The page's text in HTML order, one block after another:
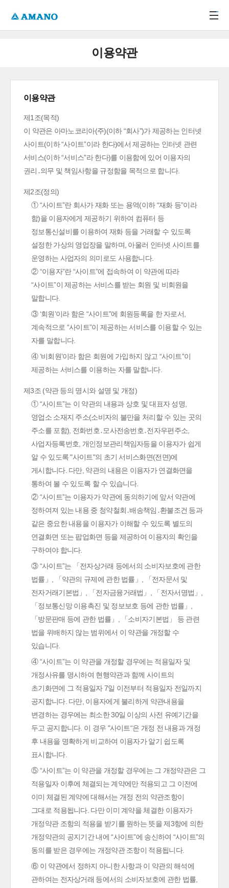
이용약관
이용약관
제1조(목적)
이 약관은 아마노코리아(주)(이하 “회사”)가 제공하는 인터넷
사이트(이하 “사이트”이라 한다)에서 제공하는 인터넷 관련
서비스(이하 “서비스”라 한다)를 이용함에 있어 이용자의
권리․의무 및 책임사항을 규정함을 목적으로 합니다.
제2조(정의)
① “사이트”란 회사가 재화 또는 용역(이하 “재화 등”이라
함)을 이용자에게 제공하기 위하여 컴퓨터 등
정보통신설비를 이용하여 재화 등을 거래할 수 있도록
설정한 가상의 영업장을 말하며, 아울러 인터넷 사이트를
운영하는 사업자의 의미로도 사용합니다.
② “이용자”란 “사이트”에 접속하여 이 약관에 따라
“사이트”이 제공하는 서비스를 받는 회원 및 비회원을
말합니다.
③ ‘회원’이라 함은 “사이트”에 회원등록을 한 자로서,
계속적으로 “사이트”이 제공하는 서비스를 이용할 수 있는
자를 말합니다.
④ ‘비회원’이라 함은 회원에 가입하지 않고 “사이트”이
제공하는 서비스를 이용하는 자를 말합니다.
제3조 (약관 등의 명시와 설명 및 개정)
① “사이트”는 이 약관의 내용과 상호 및 대표자 성명,
영업소 소재지 주소(소비자의 불만을 처리할 수 있는 곳의
주소를 포함), 전화번호․모사전송번호․전자우편주소,
사업자등록번호, 개인정보관리책임자등을 이용자가 쉽게
알 수 있도록 "사이트"의 초기 서비스화면(전면)에
게시합니다. 다만, 약관의 내용은 이용자가 연결화면을
통하여 볼 수 있도록 할 수 있습니다.
② “사이트”는 이용자가 약관에 동의하기에 앞서 약관에
정하여져 있는 내용 중 청약철회․배송책임․환불조건 등과
같은 중요한 내용을 이용자가 이해할 수 있도록 별도의
연결화면 또는 팝업화면 등을 제공하여 이용자의 확인을
구하여야 합니다.
③ “사이트”는 「전자상거래 등에서의 소비자보호에 관한
법률」, 「약관의 규제에 관한 법률」, 「전자문서 및
전자거래기본법」, 「전자금융거래법」, 「전자서명법」,
「정보통신망 이용촉진 및 정보보호 등에 관한 법률」,
「방문판매 등에 관한 법률」, 「소비자기본법」 등 관련
법을 위배하지 않는 범위에서 이 약관을 개정할 수
있습니다.
④ “사이트”는 이 약관을 개정할 경우에는 적용일자 및
개정사유를 명시하여 현행약관과 함께 사이트의
초기화면에 그 적용일자 7일 이전부터 적용일자 전일까지
공지합니다. 다만, 이용자에게 불리하게 약관내용을
변경하는 경우에는 최소한 30일 이상의 사전 유예기간을
두고 공지합니다. 이 경우 "사이트“은 개정 전 내용과 개정
후 내용을 명확하게 비교하여 이용자가 알기 쉽도록
표시합니다.
⑤ “사이트”는 이 약관을 개정할 경우에는 그 개정약관은 그
적용일자 이후에 체결되는 계약에만 적용되고 그 이전에
이미 체결된 계약에 대해서는 개정 전의 약관조항이
그대로 적용됩니다. 다만 이미 계약을 체결한 이용자가
개정약관 조항의 적용을 받기를 원하는 뜻을 제3항에 의한
개정약관의 공지기간 내에 “사이트”에 송신하여 “사이트”의
동의를 받은 경우에는 개정약관 조항이 적용됩니다.
⑥ 이 약관에서 정하지 아니한 사항과 이 약관의 해석에
관하여는 전자상거래 등에서의 소비자보호에 관한 법률,